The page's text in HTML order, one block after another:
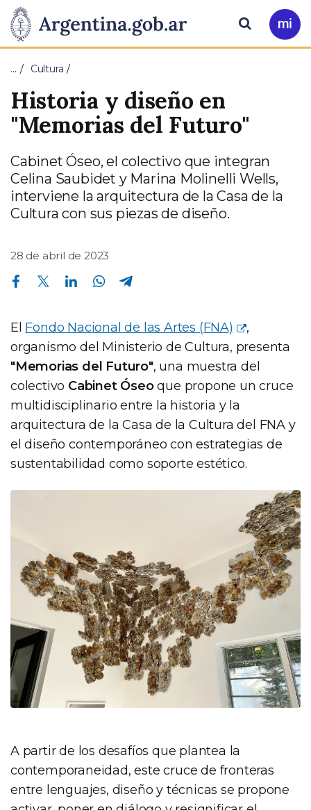
Presidencia
de
la
Nación
Pasar al contenido principal
Ir
a
Buscar
… Cultura
Historia y diseño en
"Memorias del Futuro"
Cabinet Óseo, el colectivo que integran
Celina Saubidet y Marina Molinelli Wells,
interviene la arquitectura de la Casa de la
Cultura con sus piezas de diseño.
28 de abril de 2023
Compartir en Facebook Compartir en Twitter Compartir en Linkedin Compartir en Whatsapp
El Fondo Nacional de las Artes (FNA)
,
organismo del Ministerio de Cultura, presenta
"Memorias del Futuro", una muestra del
colectivo Cabinet Óseoque propone un cruce
multidisciplinario entre la historia y la
arquitectura de la Casa de la Cultura del FNA y
el diseño contemporáneo con estrategias de
sustentabilidad como soporte estético.
A partir de los desafíos que plantea la
contemporaneidad, este cruce de fronteras
entre lenguajes, diseño y técnicas se propone